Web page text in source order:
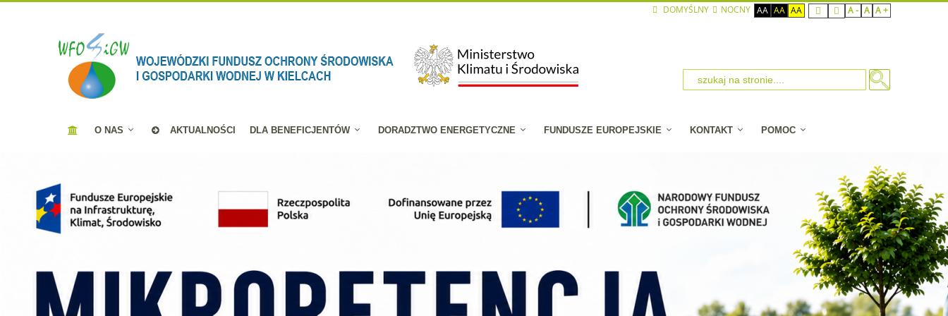
DOMYŚLNY NOCNY AA AA AA A - A A +
O NAS AKTUALNOŚCI DLA BENEFICJENTÓW DORADZTWO ENERGETYCZNE FUNDUSZE EUROPEJSKIE KONTAKT POMOC